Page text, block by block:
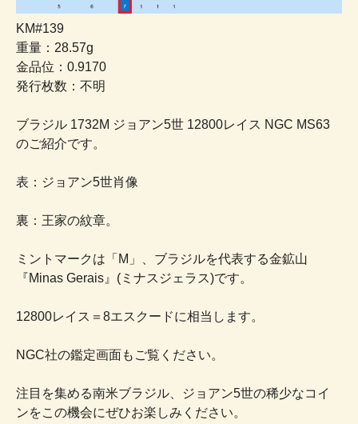
KM#139
重量：28.57g
金品位：0.9170
発行枚数：不明
ブラジル 1732M ジョアン5世 12800レイス NGC MS63
のご紹介です。
表：ジョアン5世肖像
裏：王家の紋章。
ミントマークは「M」、ブラジルを代表する金鉱山
『Minas Gerais』(ミナスジェラス)です。
12800レイス＝8エスクードに相当します。
NGC社の鑑定画面もご覧ください。
注目を集める南米ブラジル、ジョアン5世の稀少なコイ
ンをこの機会にぜひお楽しみください。